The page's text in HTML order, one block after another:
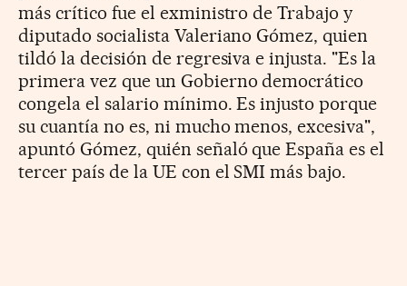
más crítico fue el exministro de Trabajo y
diputado socialista Valeriano Gómez, quien
tildó la decisión de regresiva e injusta. "Es la
primera vez que un Gobierno democrático
congela el salario mínimo. Es injusto porque
su cuantía no es, ni mucho menos, excesiva",
apuntó Gómez, quién señaló que España es el
tercer país de la UE con el SMI más bajo.